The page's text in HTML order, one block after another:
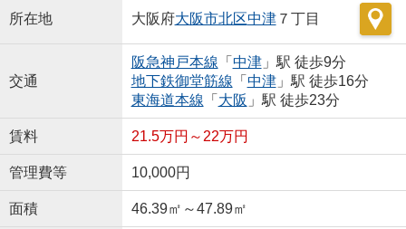
所在地 大阪府大阪市北区中津７丁目
交通
阪急神戸本線 「 中津」駅 徒歩9分
地下鉄御堂筋線 「 中津」駅 徒歩16分
東海道本線 「 大阪 」駅 徒歩23分
賃料 21.5万円～22万円
管理費等 10,000円
面積 46.39㎡～47.89㎡